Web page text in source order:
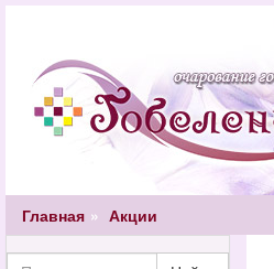
Главная Акции